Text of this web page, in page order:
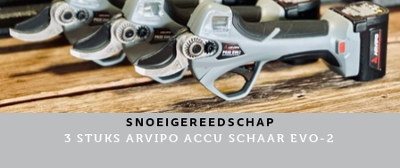
SNOEIGEREEDSCHAP
3 STUKS ARVIPO ACCU SCHAAR EVO-2